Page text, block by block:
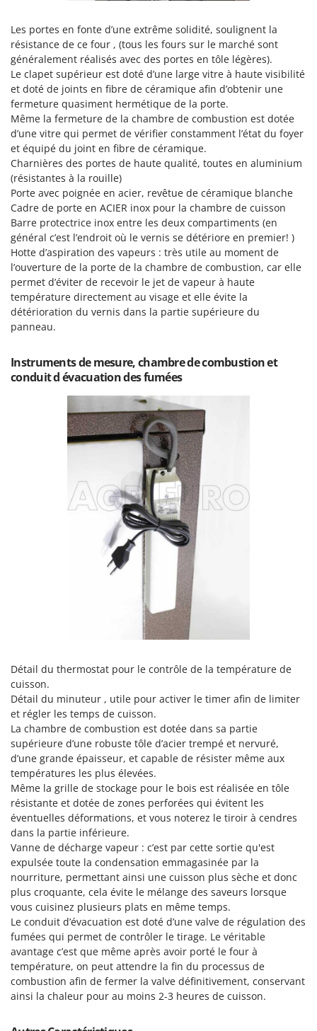
Les portes en fonte d’une extrême solidité, soulignent la
résistance de ce four , (tous les fours sur le marché sont
généralement réalisés avec des portes en tôle légères).
Le clapet supérieur est doté d’une large vitre à haute visibilité
et doté de joints en fibre de céramique afin d’obtenir une
fermeture quasiment hermétique de la porte.
Même la fermeture de la chambre de combustion est dotée
d’une vitre qui permet de vérifier constamment l’état du foyer
et équipé du joint en fibre de céramique.
Charnières des portes de haute qualité, toutes en aluminium
(résistantes à la rouille)
Porte avec poignée en acier, revêtue de céramique blanche
Cadre de porte en ACIER inox pour la chambre de cuisson
Barre protectrice inox entre les deux compartiments (en
général c’est l’endroit où le vernis se détériore en premier! )
Hotte d’aspiration des vapeurs : très utile au moment de
l’ouverture de la porte de la chambre de combustion, car elle
permet d’éviter de recevoir le jet de vapeur à haute
température directement au visage et elle évite la
détérioration du vernis dans la partie supérieure du
panneau.
Instruments de mesure, chambre de combustion et
conduit d évacuation des fumées
Détail du thermostat pour le contrôle de la température de
cuisson.
Détail du minuteur , utile pour activer le timer afin de limiter
et régler les temps de cuisson.
La chambre de combustion est dotée dans sa partie
supérieure d’une robuste tôle d’acier trempé et nervuré,
d’une grande épaisseur, et capable de résister même aux
températures les plus élevées.
Même la grille de stockage pour le bois est réalisée en tôle
résistante et dotée de zones perforées qui évitent les
éventuelles déformations, et vous noterez le tiroir à cendres
dans la partie inférieure.
Vanne de décharge vapeur : c’est par cette sortie qu'est
expulsée toute la condensation emmagasinée par la
nourriture, permettant ainsi une cuisson plus sèche et donc
plus croquante, cela évite le mélange des saveurs lorsque
vous cuisinez plusieurs plats en même temps.
Le conduit d’évacuation est doté d’une valve de régulation des
fumées qui permet de contrôler le tirage. Le véritable
avantage c’est que même après avoir porté le four à
température, on peut attendre la fin du processus de
combustion afin de fermer la valve définitivement, conservant
ainsi la chaleur pour au moins 2-3 heures de cuisson.